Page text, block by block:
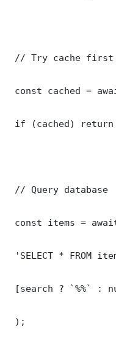
// Try cache first
const cached =
if (cached) return
// Query database
const items =
'SELECT * FROM
[search ? `%%`
);